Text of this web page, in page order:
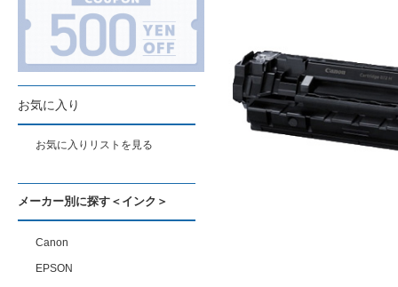
お気に入り
お気に入りリストを見る
メーカー別に探す＜インク＞
Canon
EPSON